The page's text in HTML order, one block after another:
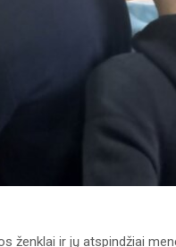
ženklai ir jų atspindžiai